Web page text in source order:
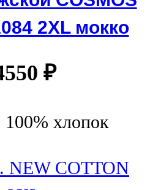
2XL мокко
₽
100% хлопок